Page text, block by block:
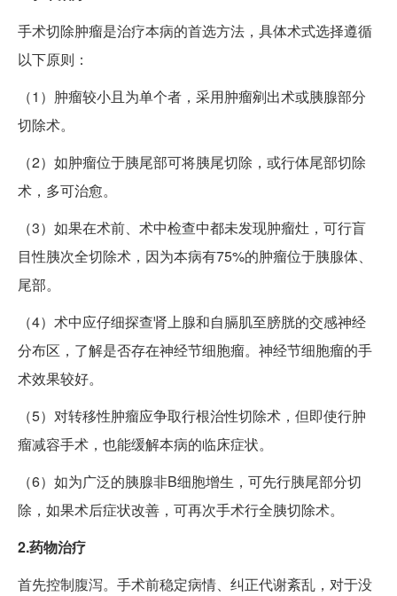
手术切除肿瘤是治疗本病的首选方法，具体术式选择遵循
以下原则：
（1）肿瘤较小且为单个者，采用肿瘤剜出术或胰腺部分
切除术。
（2）如肿瘤位于胰尾部可将胰尾切除，或行体尾部切除
术，多可治愈。
（3）如果在术前、术中检查中都未发现肿瘤灶，可行盲
目性胰次全切除术，因为本病有75%的肿瘤位于胰腺体、
尾部。
（4）术中应仔细探查肾上腺和自膈肌至膀胱的交感神经
分布区，了解是否存在神经节细胞瘤。神经节细胞瘤的手
术效果较好。
（5）对转移性肿瘤应争取行根治性切除术，但即使行肿
瘤减容手术，也能缓解本病的临床症状。
（6）如为广泛的胰腺非B细胞增生，可先行胰尾部分切
除，如果术后症状改善，可再次手术行全胰切除术。
2.药物治疗
首先控制腹泻。手术前稳定病情、纠正代谢紊乱，对于没